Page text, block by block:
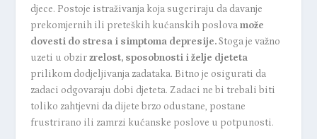
djece. Postoje istraživanja koja sugeriraju da davanje
prekomjernih ili preteških kućanskih poslovamože
dovesti do stresa i simptoma depresije.Stoga je važno
uzeti u obzirzrelost, sposobnosti i želje djeteta
prilikom dodjeljivanja zadataka. Bitno je osigurati da
zadaci odgovaraju dobi djeteta. Zadaci ne bi trebali biti
toliko zahtjevni da dijete brzo odustane, postane
frustrirano ili zamrzi kućanske poslove u potpunosti.